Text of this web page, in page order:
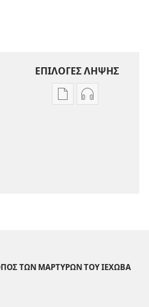
ΕΠΙΛΟΓΕΣ ΛΗΨΗΣ
ΕπιλογέςΕπιλογές
ΤΩΝ ΜΑΡΤΥΡΩΝ ΤΟΥ ΙΕΧΩΒΑ